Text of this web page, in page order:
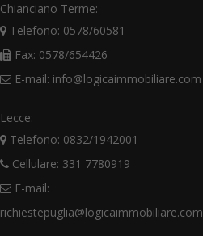
Chianciano Terme:
Telefono: 0578/60581
Fax: 0578/654426
E-mail: info@logicaimmobiliare.com
Lecce:
Telefono: 0832/1942001
Cellulare: 331 7780919
E-mail:
richiestepuglia@logicaimmobiliare.com